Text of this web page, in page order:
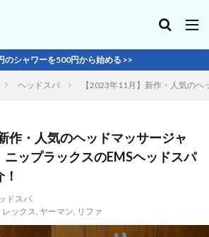
のシャワーを500円から始める >>
ヘッドスパ 【2023年11月】新作・人気の
作・人気のヘッドマッサージャ
ップラックスのEMSヘッドスパ
ドスパ
レックス, ヤーマン, リファ